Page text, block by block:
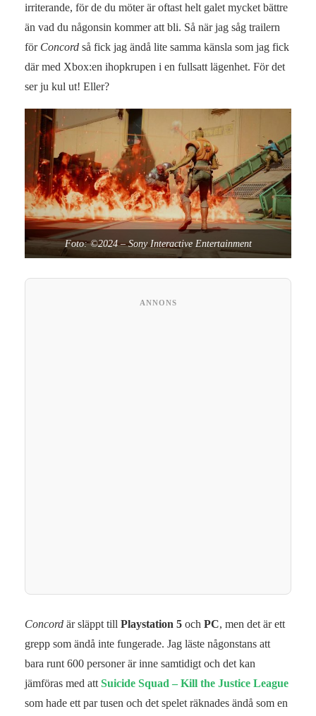
irriterande, för de du möter är oftast helt galet mycket bättre
än vad du någonsin kommer att bli. Så när jag såg trailern
för Concord så fick jag ändå lite samma känsla som jag fick
där med Xbox:en ihopkrupen i en fullsatt lägenhet. För det
ser ju kul ut! Eller?
Foto: ©2024 – Sony Interactive Entertainment
ANNONS
Concord är släppt till Playstation 5 och PC, men det är ett
grepp som ändå inte fungerade. Jag läste någonstans att
bara runt 600 personer är inne samtidigt och det kan
jämföras med attSuicide Squad – Kill the Justice League
som hade ett par tusen och det spelet räknades ändå som en